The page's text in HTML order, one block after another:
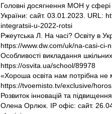
Головні досягнення МОН у сфері
України: сайт. 03.01.2023. URL:
integratsii-u-2022-rotsi
Ржеутська Л. На часі? Освіту в
https://www.dw.com/uk/na-casi-
Особливості викладання
https://osvita.ua/school/89978
«Хороша освіта нам потрібна не
https://tvoemisto.tv/exclusive/
Розвиток інновацій та
Олена Орлюк. IP офіс: сайт.